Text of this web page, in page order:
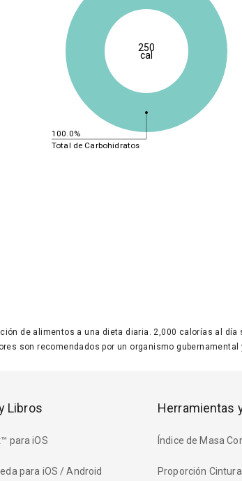
100.0%
Total de Carbohidratos
250
cal
de alimentos a una dieta diaria. 2,000 calorías al
son recomendados por un organismo
Libros
para iOS
para iOS / Android
Herramientas
Índice de Masa
Proporción